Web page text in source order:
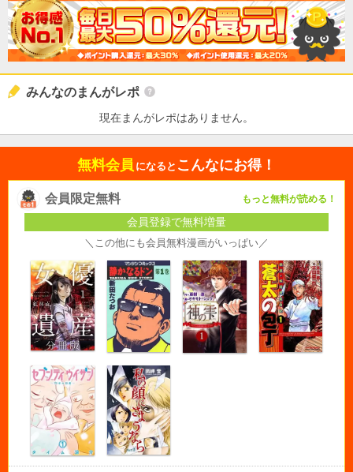
みんなのまんがレポ
現在まんがレポはありません。
無料会員 になると こんなにお得！
会員限定無料 もっと無料が読める！
会員登録で無料増量
＼この他にも会員無料漫画がいっぱい／